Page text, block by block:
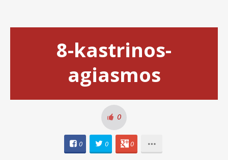
8-kastrinos-
agiasmos
0
0 0 0